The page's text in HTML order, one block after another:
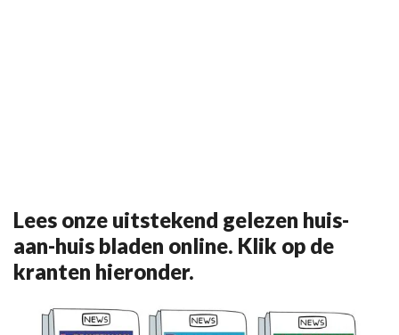
Lees onze uitstekend gelezen huis-
aan-huis bladen online. Klik op de
kranten hieronder.